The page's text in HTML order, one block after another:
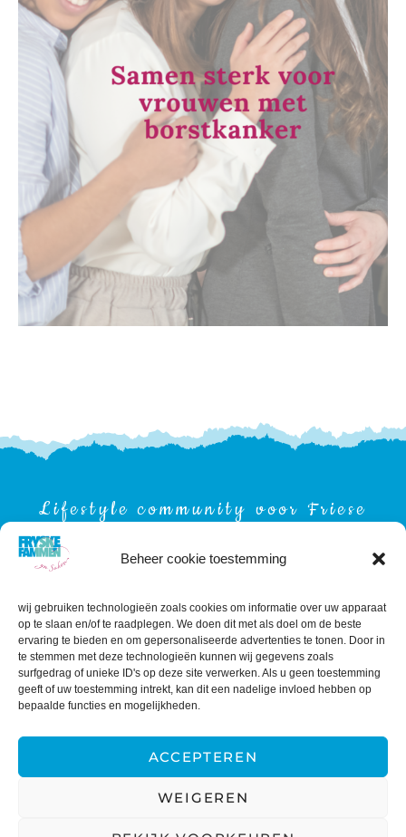
Beheer cookie toestemming
wij gebruiken technologieën zoals cookies om informatie over uw apparaat
op te slaan en/of te raadplegen. We doen dit met als doel om de beste
ervaring te bieden en om gepersonaliseerde advertenties te tonen. Door in
te stemmen met deze technologieën kunnen wij gegevens zoals
surfgedrag of unieke ID's op deze site verwerken. Als u geen toestemming
geeft of uw toestemming intrekt, kan dit een nadelige invloed hebben op
bepaalde functies en mogelijkheden.
ACCEPTEREN
WEIGEREN
Lifestyle community voor Friese
INSTAGRAM FRYSKE FAMMEN YN SAKEN